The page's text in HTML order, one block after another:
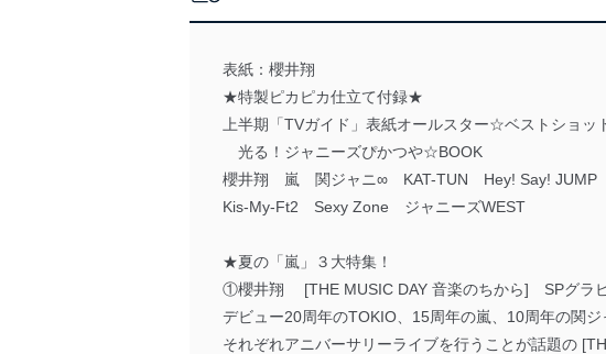
表紙：櫻井翔
★特製ピカピカ仕立て付録★
上半期「TVガイド」表紙オールスター☆ベストショッ
光る！ジャニーズぴかつや☆BOOK
櫻井翔 嵐 関ジャニ∞ KAT-TUN Hey! Say! JUMP
Kis-My-Ft2 Sexy Zone ジャニーズWEST
★夏の「嵐」３大特集！
①櫻井翔 [THE MUSIC DAY 音楽のちから] SPグラ
デビュー20周年のTOKIO、15周年の嵐、10周年の関
それぞれアニバーサリーライブを行うことが話題の